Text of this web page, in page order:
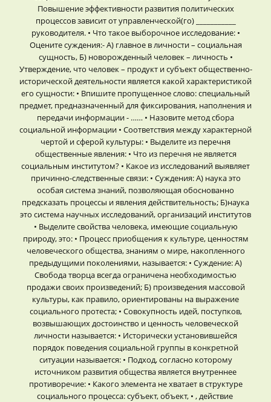
Повышение эффективности развития политических
процессов зависит от управленческой(го) ___________
руководителя. • Что такое выборочное исследование: •
Оцените суждения:- А) главное в личности – социальная
сущность, Б) новорожденный человек – личность •
Утверждение, что человек – продукт и субъект общественно-
исторической деятельности является какой характеристикой
его сущности: • Впишите пропущенное слово: специальный
предмет, предназначенный для фиксирования, наполнения и
передачи информации - …… • Назовите метод сбора
социальной информации • Соответствия между характерной
чертой и сферой культуры: • Выделите из перечня
общественные явления: • Что из перечня не является
социальным институтом? • Какое из исследований выявляет
причинно-следственные связи: • Суждения: А) наука это
особая система знаний, позволяющая обоснованно
предсказать процессы и явления действительность; Б)наука
это система научных исследований, организаций институтов
• Выделите свойства человека, имеющие социальную
природу, это: • Процесс приобщения к культуре, ценностям
человеческого общества, знаниям о мире, накопленного
предыдущими поколениями, называется: • Суждение: А)
Свобода творца всегда ограничена необходимостью
продажи своих произведений; Б) произведения массовой
культуры, как правило, ориентированы на выражение
социального протеста; • Совокупность идей, поступков,
возвышающих достоинство и ценность человеческой
личности называется: • Исторически установившейся
порядок поведения социальной группы в конкретной
ситуации называется: • Подход, согласно которому
источником развития общества является внутреннее
противоречие: • Какого элемента не хватает в структуре
социального процесса: субъект, объект, • , действие